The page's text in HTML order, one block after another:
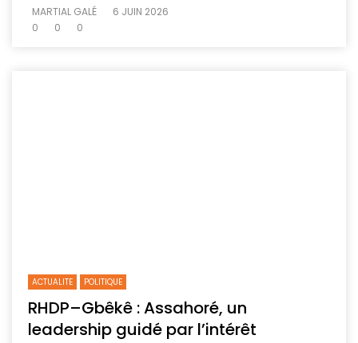
MARTIAL GALÉ
6 JUIN 2026
0
0 0
ACTUALITE POLITIQUE
RHDP–Gbêkê : Assahoré, un
leadership guidé par l’intérêt